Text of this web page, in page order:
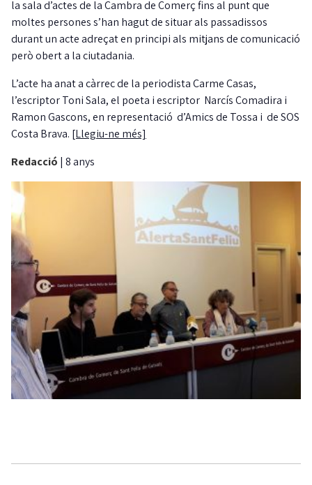
la sala d’actes de la Cambra de Comerç fins al punt que
moltes persones s’han hagut de situar als passadissos
durant un acte adreçat en principi als mitjans de comunicació
però obert a la ciutadania.
L’acte ha anat a càrrec de la periodista Carme Casas,
l’escriptor Toni Sala, el poeta i escriptor Narcís Comadira i
Ramon Gascons, en representació d’Amics de Tossa i de SOS
Costa Brava. [Llegiu-ne més]
Redacció | 8 anys